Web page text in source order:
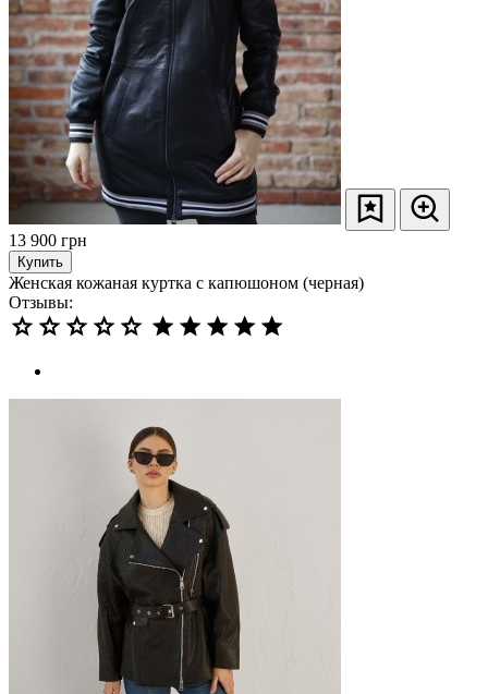
13 900 грн
Купить
Женская кожаная куртка с капюшоном (черная)
Отзывы: